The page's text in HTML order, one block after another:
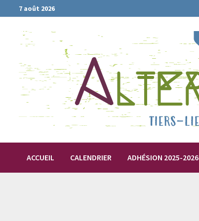
Passer
au
contenu
7 août 2026
ACCUEIL CALENDRIER ADHÉSION 2025-2026